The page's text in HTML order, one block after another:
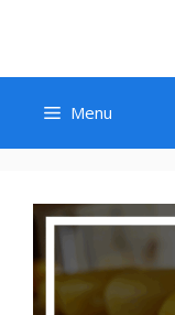
content
Menu